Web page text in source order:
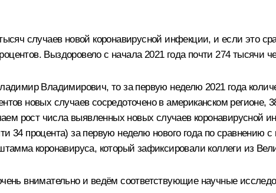
случаев новой коронавирусной инфекции, и если это
Выздоровело с начала 2021 года почти 274 тысячи
Владимирович, то за первую неделю 2021 года
новых случаев сосредоточено в американском регионе,
рост числа выявленных новых случаев коронавирусной
процента) за первую неделю нового года по сравнению с
коронавируса, который зафиксировали коллеги из
внимательно и ведём соответствующие научные